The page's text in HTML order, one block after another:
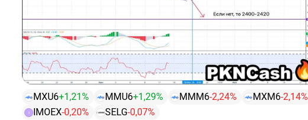
MXU6+1,21% MMU6+1,29% MMM6-2,24% MXM6-2,14%
I IMOEX-0,20% SELG-0,07%